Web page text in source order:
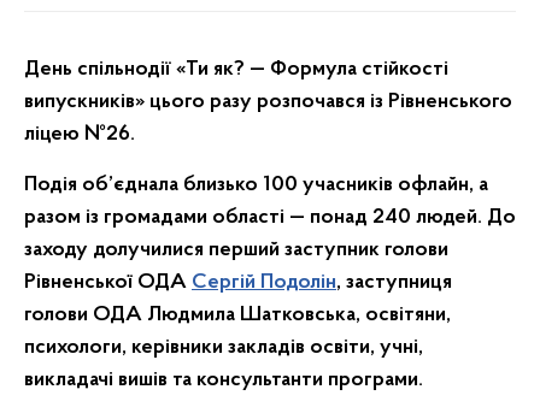
День спільнодії «Ти як? — Формула стійкості
випускників» цього разу розпочався із Рівненського
ліцею №26.
Подія об’єднала близько 100 учасників офлайн, а
разом із громадами області — понад 240 людей. До
заходу долучилися перший заступник голови
Рівненської ОДА Сергій Подолін, заступниця
голови ОДА Людмила Шатковська, освітяни,
психологи, керівники закладів освіти, учні,
викладачі вишів та консультанти програми.